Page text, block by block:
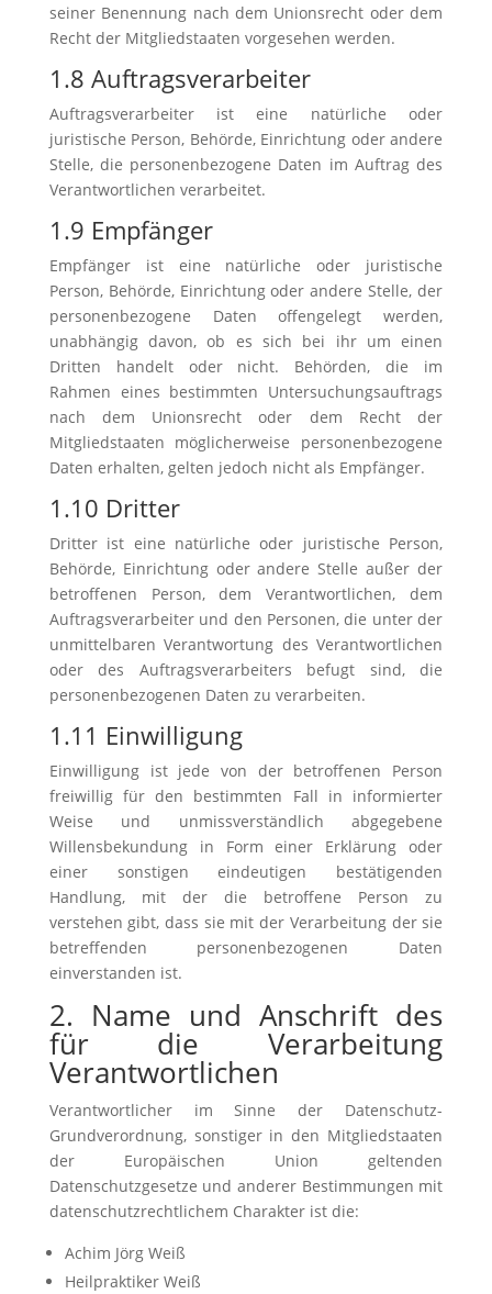
seiner Benennung nach dem Unionsrecht oder dem
Recht der Mitgliedstaaten vorgesehen werden.
1.8 Auftragsverarbeiter
Auftragsverarbeiter ist eine natürliche oder
juristische Person, Behörde, Einrichtung oder andere
Stelle, die personenbezogene Daten im Auftrag des
Verantwortlichen verarbeitet.
1.9 Empfänger
Empfänger ist eine natürliche oder juristische
Person, Behörde, Einrichtung oder andere Stelle, der
personenbezogene Daten offengelegt werden,
unabhängig davon, ob es sich bei ihr um einen
Dritten handelt oder nicht. Behörden, die im
Rahmen eines bestimmten Untersuchungsauftrags
nach dem Unionsrecht oder dem Recht der
Mitgliedstaaten möglicherweise personenbezogene
Daten erhalten, gelten jedoch nicht als Empfänger.
1.10 Dritter
Dritter ist eine natürliche oder juristische Person,
Behörde, Einrichtung oder andere Stelle außer der
betroffenen Person, dem Verantwortlichen, dem
Auftragsverarbeiter und den Personen, die unter der
unmittelbaren Verantwortung des Verantwortlichen
oder des Auftragsverarbeiters befugt sind, die
personenbezogenen Daten zu verarbeiten.
1.11 Einwilligung
Einwilligung ist jede von der betroffenen Person
freiwillig für den bestimmten Fall in informierter
Weise und unmissverständlich abgegebene
Willensbekundung in Form einer Erklärung oder
einer sonstigen eindeutigen bestätigenden
Handlung, mit der die betroffene Person zu
verstehen gibt, dass sie mit der Verarbeitung der sie
betreffenden personenbezogenen Daten
einverstanden ist.
2. Name und Anschrift des
für die Verarbeitung
Verantwortlichen
Verantwortlicher im Sinne der Datenschutz-
Grundverordnung, sonstiger in den Mitgliedstaaten
der Europäischen Union geltenden
Datenschutzgesetze und anderer Bestimmungen mit
datenschutzrechtlichem Charakter ist die:
Achim Jörg Weiß
Heilpraktiker Weiß